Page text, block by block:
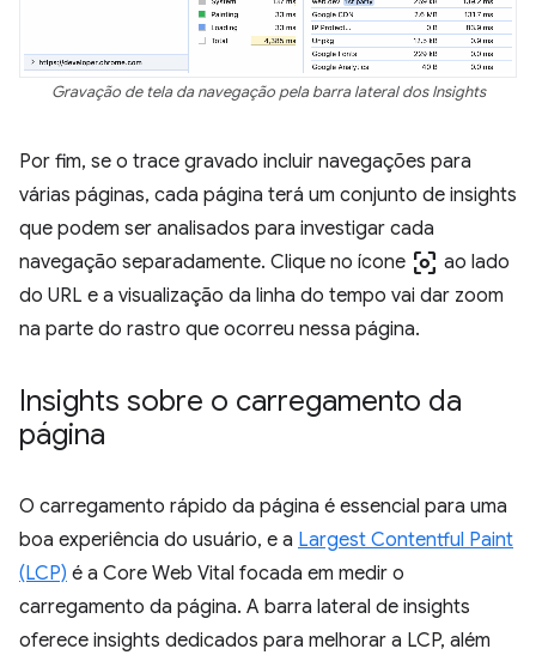
Gravação de tela da navegação pela barra lateral dos Insights
Por fim, se o trace gravado incluir navegações para
várias páginas, cada página terá um conjunto de insights
que podem ser analisados para investigar cada
navegação separadamente. Clique no ícone center_focus_weak ao lado
do URL e a visualização da linha do tempo vai dar zoom
na parte do rastro que ocorreu nessa página.
Insights sobre o carregamento da
página
O carregamento rápido da página é essencial para uma
boa experiência do usuário, e a Largest Contentful Paint
(LCP) é a Core Web Vital focada em medir o
carregamento da página. A barra lateral de insights
oferece insights dedicados para melhorar a LCP, além